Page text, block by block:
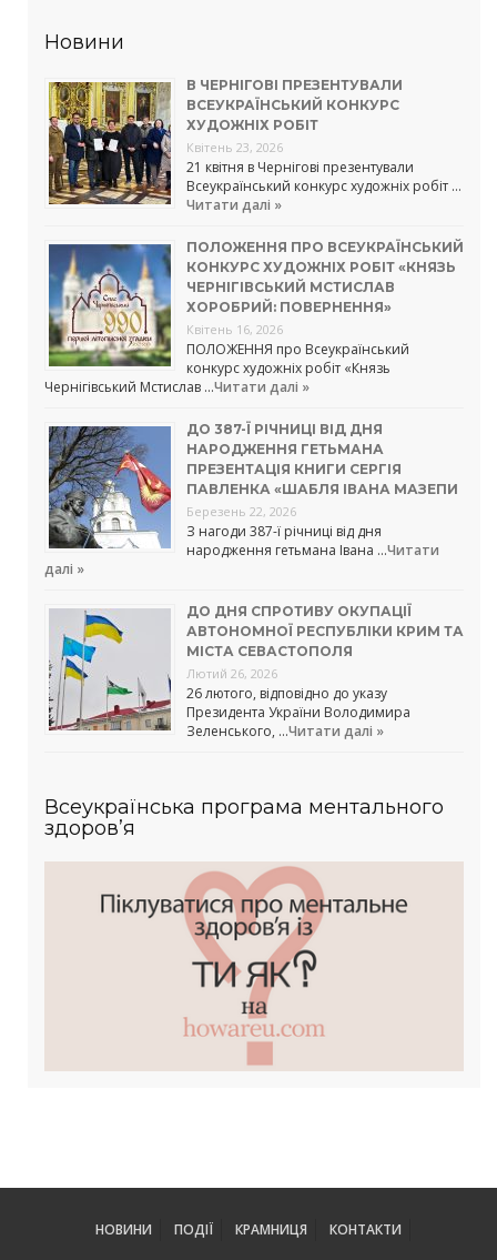
Новини
В ЧЕРНІГОВІ ПРЕЗЕНТУВАЛИ
ВСЕУКРАЇНСЬКИЙ КОНКУРС
ХУДОЖНІХ РОБІТ
Квітень 23, 2026
21 квітня в Чернігові презентували
Всеукраїнський конкурс художніх робіт …
Читати далі »
ПОЛОЖЕННЯ ПРО ВСЕУКРАЇНСЬКИЙ
КОНКУРС ХУДОЖНІХ РОБІТ «КНЯЗЬ
ЧЕРНІГІВСЬКИЙ МСТИСЛАВ
ХОРОБРИЙ: ПОВЕРНЕННЯ»
Квітень 16, 2026
ПОЛОЖЕННЯ про Всеукраїнський
конкурс художніх робіт «Князь
Чернігівський Мстислав …Читати далі »
ДО 387-Ї РІЧНИЦІ ВІД ДНЯ
НАРОДЖЕННЯ ГЕТЬМАНА
ПРЕЗЕНТАЦІЯ КНИГИ СЕРГІЯ
ПАВЛЕНКА «ШАБЛЯ ІВАНА МАЗЕПИ
Березень 22, 2026
З нагоди 387-ї річниці від дня
народження гетьмана Івана …Читати
далі »
ДО ДНЯ СПРОТИВУ ОКУПАЦІЇ
АВТОНОМНОЇ РЕСПУБЛІКИ КРИМ ТА
МІСТА СЕВАСТОПОЛЯ
Лютий 26, 2026
26 лютого, відповідно до указу
Президента України Володимира
Зеленського, …Читати далі »
Всеукраїнська програма ментального
здоров’я
НОВИНИ ПОДІЇ КРАМНИЦЯ КОНТАКТИ